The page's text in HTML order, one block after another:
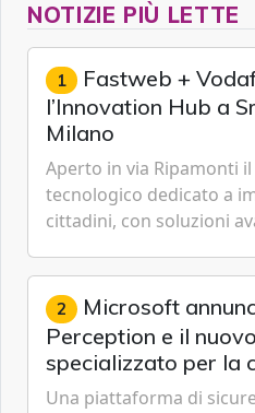
NOTIZIE PIÙ LETTE
1 Fastweb +
l’Innovation Hub a
Milano
Aperto in via Ripamonti
tecnologico dedicato a
cittadini, con soluzioni
Cybersecurity.
2 Microsoft
Perception e il
specializzato per la
Una piattaforma di